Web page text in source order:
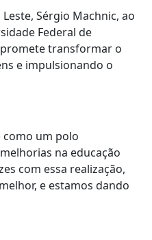
Sérgio Machnic, ao
Federal de
promete transformar o
e impulsionando o
como um polo
na educação
com essa realização,
e estamos dando